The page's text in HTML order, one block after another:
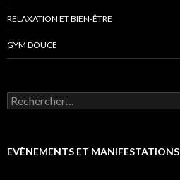
RELAXATION ET BIEN-ÊTRE
GYM DOUCE
Rechercher :
EVÈNEMENTS ET MANIFESTATIONS